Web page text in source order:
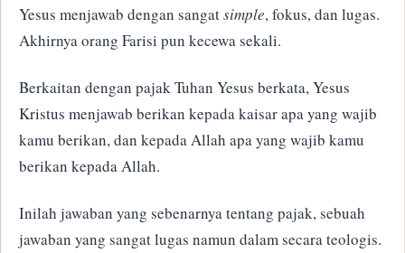
Yesus menjawab dengan sangatsimple, fokus, dan lugas.
Akhirnya orang Farisi pun kecewa sekali.
​Berkaitan dengan pajak Tuhan Yesus berkata, Yesus
Kristus menjawab berikan kepada kaisar apa yang wajib
kamu berikan, dan kepada Allah apa yang wajib kamu
berikan kepada Allah.
​Inilah jawaban yang sebenarnya tentang pajak, sebuah
jawaban yang sangat lugas namun dalam secara teologis.